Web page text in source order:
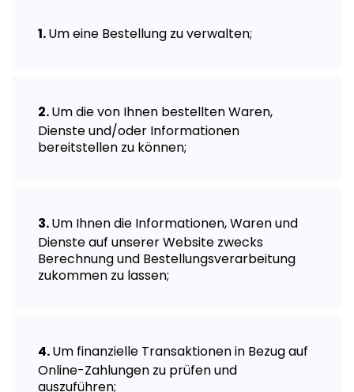
Um eine Bestellung zu verwalten;
Um die von Ihnen bestellten Waren,
Dienste und/oder Informationen
bereitstellen zu können;
Um Ihnen die Informationen, Waren und
Dienste auf unserer Website zwecks
Berechnung und Bestellungsverarbeitung
zukommen zu lassen;
Um finanzielle Transaktionen in Bezug auf
Online-Zahlungen zu prüfen und
auszuführen;